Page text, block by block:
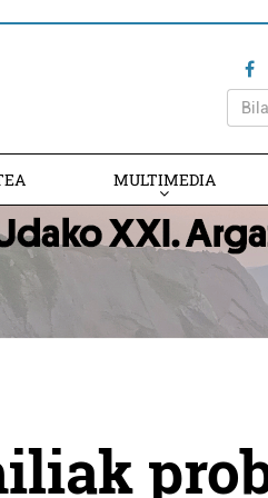
MULTIMEDIA